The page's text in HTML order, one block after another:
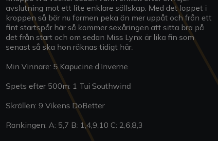
avslutning mot ett lite enklare sällskap. Med det loppet i
kroppen så bör nu formen peka än mer uppåt och från ett
fint startspår här så kommer sexåringen att sitta bra på
det från start och om sedan Miss Lynx är lika fin som
senast så ska hon räknas tidigt här.
Min Vinnare: 5 Kapucine d’Inverne
Spets efter 500m: 1 Tui Southwind
Skrällen: 9 Vikens DoBetter
Rankingen: A: 5,7 B: 1,4,9,10 C: 2,6,8,3